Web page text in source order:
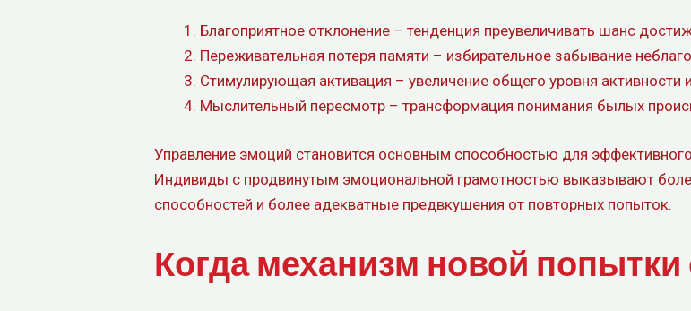
Благоприятное отклонение – тенденция преувеличивать шанс
Переживательная потеря памяти – избирательное забывание
Стимулирующая активация – увеличение общего уровня активности
Мыслительный пересмотр – трансформация понимания былых
Управление эмоций становится основным способностью для
Индивиды с продвинутым эмоциональной грамотностью выказывают
способностей и более адекватные предвкушения от повторных попыток.
Когда механизм новой попытки